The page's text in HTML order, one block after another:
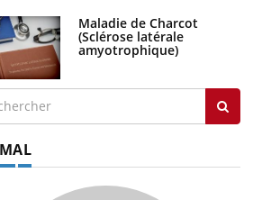
Maladie de Charcot
(Sclérose latérale
amyotrophique)